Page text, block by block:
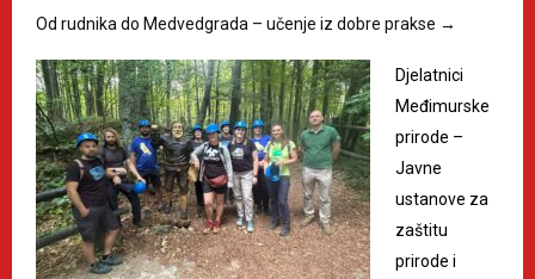
Od rudnika do Medvedgrada – učenje iz dobre prakse →
Djelatnici
Međimurske
prirode –
Javne
ustanove za
zaštitu
prirode i